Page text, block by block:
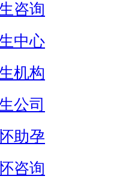
咨询
中心
机构
公司
助孕
咨询